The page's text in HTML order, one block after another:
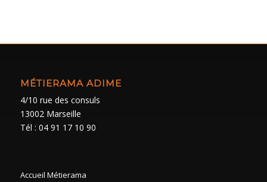
MÉTIERAMA ADIME
4/10 rue des consuls
13002 Marseille
Tél : 04 91 17 10 90
Accueil Métierama